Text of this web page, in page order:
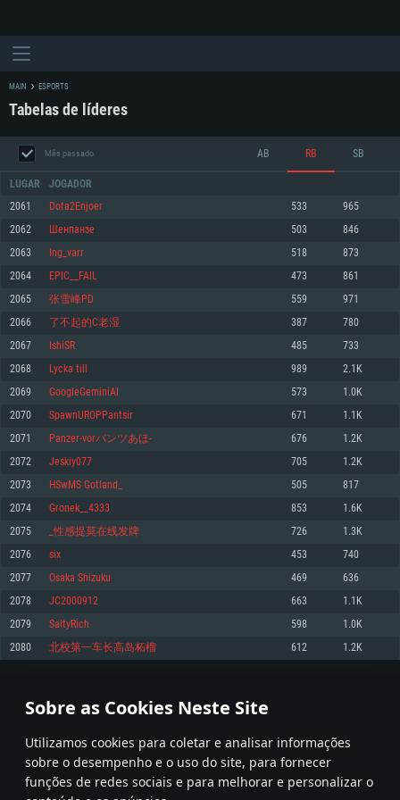
Sobre as Cookies Neste Site
Utilizamos cookies para coletar e analisar informações
sobre o desempenho e o uso do site, para fornecer
funções de redes sociais e para melhorar e personalizar o
REQUERIMENTOS DE SISTEMA
Mínimo
Sistema Operativo: Windows 10 (64 bit)
Processador: Dual-Core 2.2 GHz
Memória: 4GB
Placa Gráfica: Placa com DirectX 11: AMD Radeon 77XX / NVIDIA GeForce
GTX 660. Resolução mínima suportada: 720p
Network: Internet de banda larga.
Disco: 23,1 GB
Recomendado
superior, Radeon RX 570 ou superior
Disco: 75,9 GB
Mínimo
Sistema Operativo: Mac OS Big Sur 11.0 ou versão mais recente
Processador: Core i5 2.2GHz mínimo (Intel Xeon não suportado)
Memória: 6 GB
Placa Gráfica: Intel Iris Pro 5200 (Mac), equivalentes AMD/Nvidia para Mac.
Resolução mínima suportada: 720p com suporte Metal.
Network: Internet de banda larga.
Disco: 21,5 GB
Recomendado
Network: Internet de banda larga.
Mínimo
Sistema Operativo: Distribuições mais modernas do Linux de 64bit
Processador: Dual-Core 2.4 GHz
Memória: 4 GB
Placa Gráfica: NVIDIA 660 com os drivers mais recentes (não mais de 6
meses) / equivalentes AMD com os drivers mais recentes com suporte
Vulkan (não mais de 6 meses); Resolução mínima suportada: 720p.
Network: Internet de banda larga.
Disco: 21,5 GB
Recomendado
Sistema Operativo: Ubuntu 20.04 64bit
Processador: Intel Core i7
Memória: 16 GB
Placa Gráfica: NVIDIA 1060 com os drivers mais recentes (não mais de 6
meses) / equivalentes AMD (Radeon RX 570) com os drivers mais recentes
Network: Internet de banda larga.
MAIN ESPORTS
Tabelas de líderes
Mês passado AB RB SB
LUGAR JOGADOR
2061 Dota2Enjoer 533 965
2062 Шенпанзе 503 846
2063 Ing_varr 518 873
2064 EPIC__FAIL 473 861
2065 张雪峰PD 559 971
2066 了不起的C老湿 387 780
2067 IshiSR 485 733
2068 Lycka till 989 2.1K
2069 GoogleGeminiAI 573 1.0K
2070 SpawnUROPPantsir 671 1.1K
2071 Panzer-vorバンツあほ- 676 1.2K
2072 Jeskiy077 705 1.2K
2073 HSwMS Gotland_ 505 817
2074 Gronek__4333 853 1.6K
2075 _性感提莫在线发牌 726 1.3K
2076 siх 453 740
2077 Osaka Shizuku 469 636
2078 JC2000912 663 1.1K
2079 SaltyRich 598 1.0K
2080 北校第一车长高岛柘榴 612 1.2K